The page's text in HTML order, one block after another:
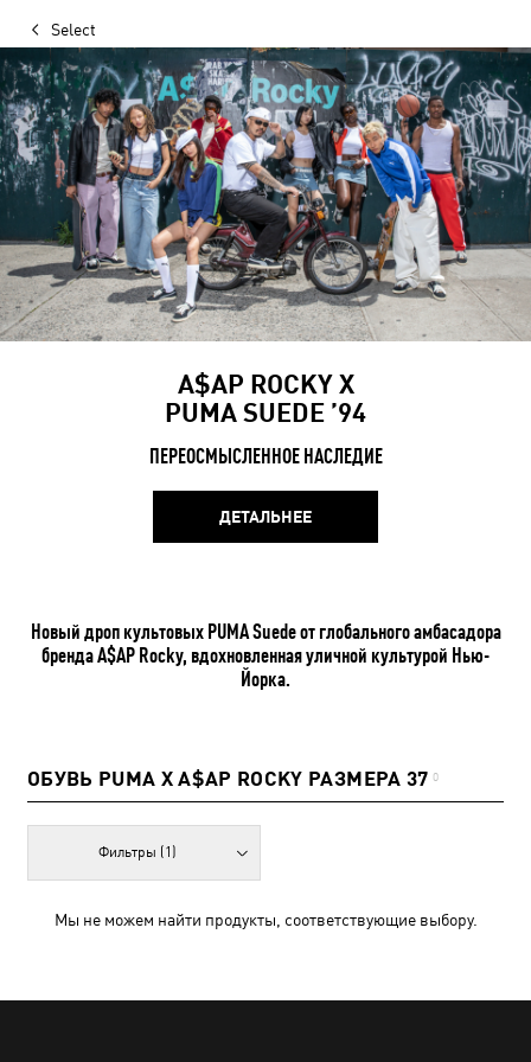
Select
A$AP ROCKY X
PUMA SUEDE ’94
ПЕРЕОСМЫСЛЕННОЕ НАСЛЕДИЕ
ДЕТАЛЬНЕЕ
Новый дроп культовых PUMA Suede от глобального амбасадора
бренда A$AP Rocky, вдохновленная уличной культурой Нью-
Йорка.
ОБУВЬ PUMA X A$AP ROCKY РАЗМЕРА 37 0
Фильтры (1)
Мы не можем найти продукты, соответствующие выбору.